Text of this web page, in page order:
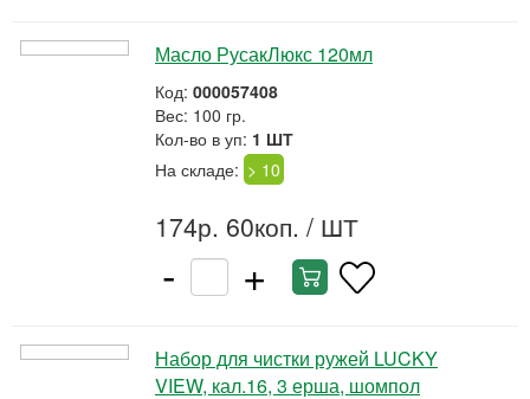
Масло РусакЛюкс 120мл
Код: 000057408
Вес: 100 гр.
Кол-во в уп: 1 ШТ
На складе: > 10
174р. 60коп. / ШТ
- +
Набор для чистки ружей LUCKY
VIEW, кал.16, 3 ерша, шомпол